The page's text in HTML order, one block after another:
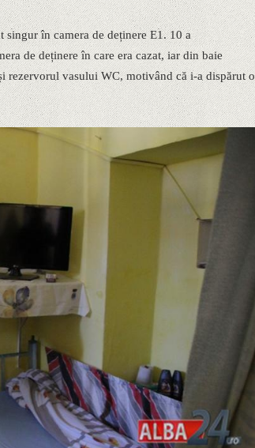
în camera de deținere E1. 10 a
de deținere în care era cazat, iar din baie
vasului WC, motivând că i-a dispărut o